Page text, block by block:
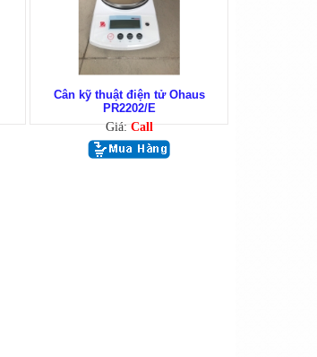
Cân kỹ thuật điện tử Ohaus
PR2202/E
Giá: Call